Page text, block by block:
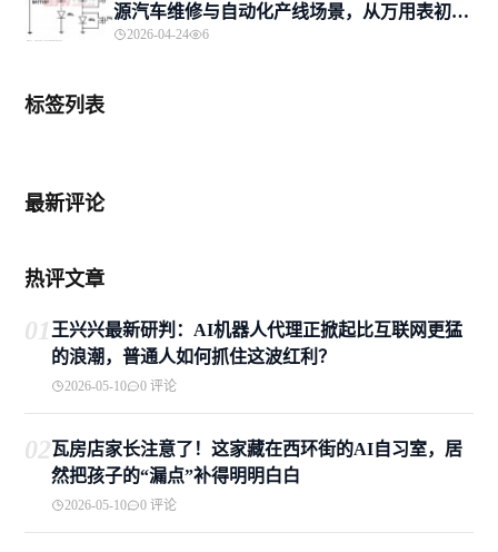
源汽车维修与自动化产线场景，从万用表初筛
到专业诊断）
2026-04-24 6
标签列表
最新评论
热评文章
01王兴兴最新研判：AI机器人代理正掀起比互联网更猛
的浪潮，普通人如何抓住这波红利？
2026-05-10 0 评论
02瓦房店家长注意了！这家藏在西环街的AI自习室，居
然把孩子的“漏点”补得明明白白
2026-05-10 0 评论